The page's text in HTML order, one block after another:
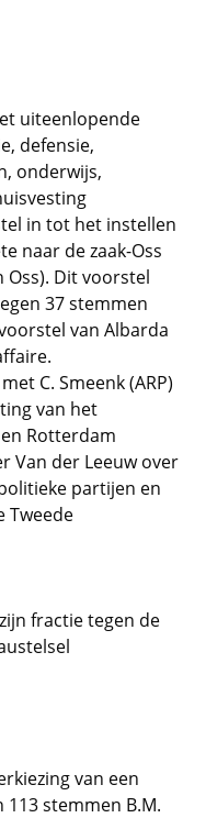
uiteenlopende
defensie,
onderwijs,
in tot het instellen
naar de zaak-Oss
Dit voorstel
37 stemmen
van Albarda
C. Smeenk (ARP)
van het
Rotterdam
Van der Leeuw over
partijen en
Tweede
fractie tegen de
van een
stemmen B.M.